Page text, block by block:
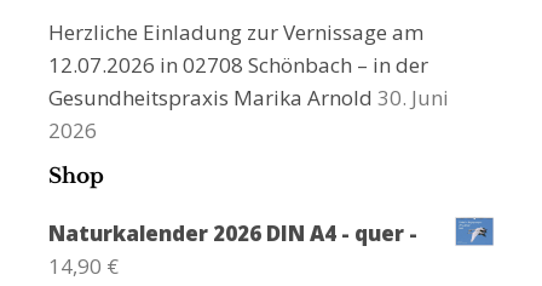
Herzliche Einladung zur Vernissage am
12.07.2026 in 02708 Schönbach – in der
Gesundheitspraxis Marika Arnold 30. Juni
2026
Shop
Naturkalender 2026 DIN A4 - quer -
14,90 €